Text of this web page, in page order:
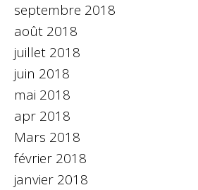
septembre 2018
août 2018
juillet 2018
juin 2018
mai 2018
apr 2018
Mars 2018
février 2018
janvier 2018